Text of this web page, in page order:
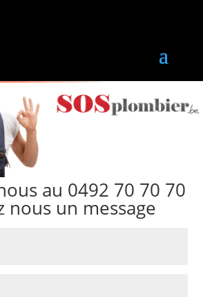
au 0492 70 70 70
nous un message